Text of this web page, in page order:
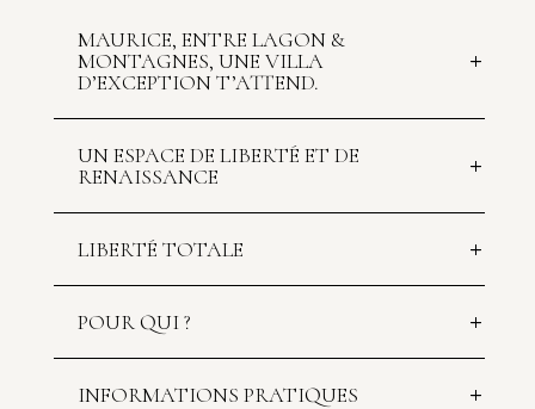
MAURICE, ENTRE LAGON &
MONTAGNES, UNE VILLA
D’EXCEPTION T’ATTEND.
UN ESPACE DE LIBERTÉ ET DE
RENAISSANCE
LIBERTÉ TOTALE
POUR QUI ?
INFORMATIONS PRATIQUES